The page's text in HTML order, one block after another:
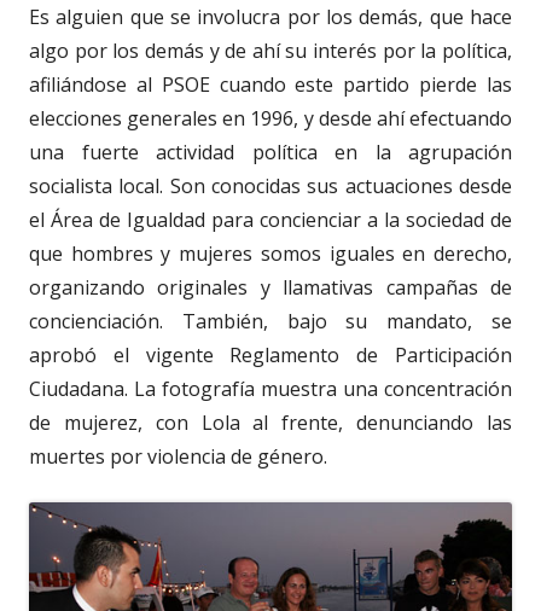
Es alguien que se involucra por los demás, que hace
algo por los demás y de ahí su interés por la política,
afiliándose al PSOE cuando este partido pierde las
elecciones generales en 1996, y desde ahí efectuando
una fuerte actividad política en la agrupación
socialista local. Son conocidas sus actuaciones desde
el Área de Igualdad para concienciar a la sociedad de
que hombres y mujeres somos iguales en derecho,
organizando originales y llamativas campañas de
concienciación. También, bajo su mandato, se
aprobó el vigente Reglamento de Participación
Ciudadana. La fotografía muestra una concentración
de mujerez, con Lola al frente, denunciando las
muertes por violencia de género.